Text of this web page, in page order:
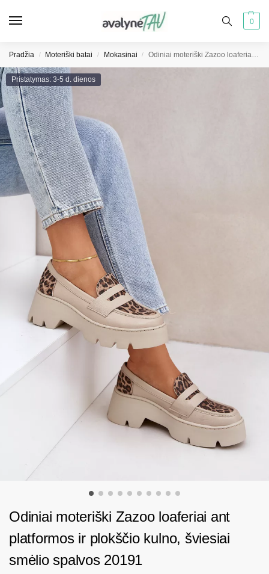
0
Pradžia / Moteriški batai / Mokasinai / Odiniai moteriški Zazoo loaferiai ant platformos ir plokščio kulno, šviesiai smėlio spalvos 20191
Pristatymas: 3-5 d. dienos
Odiniai moteriški Zazoo loaferiai ant
platformos ir plokščio kulno, šviesiai
smėlio spalvos 20191